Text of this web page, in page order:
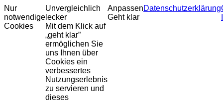
Nur
notwendige
Cookies
Unvergleichlich
lecker
Mit dem Klick auf
„geht klar”
ermöglichen Sie
uns Ihnen über
Cookies ein
verbessertes
Nutzungserlebnis
zu servieren und
dieses
Anpassen
Geht klar
Datenschutzerklärung